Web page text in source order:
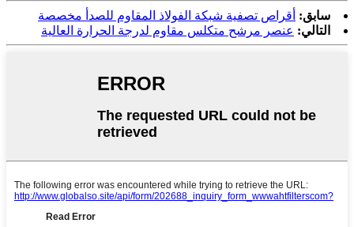
سابق: أقراص تصفية شبكة الفولاذ المقاوم للصدأ مخصصة
التالي: عنصر مرشح متكلس مقاوم لدرجة الحرارة العالية